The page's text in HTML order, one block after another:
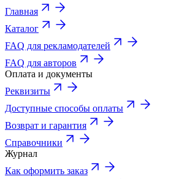
Главная
Каталог
FAQ для рекламодателей
FAQ для авторов
Оплата и документы
Реквизиты
Доступные способы оплаты
Возврат и гарантия
Справочники
Журнал
Как оформить заказ